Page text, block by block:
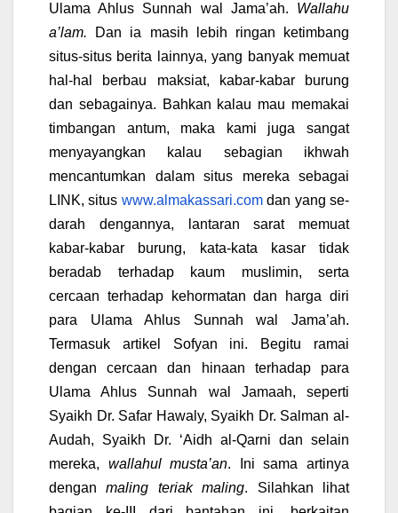
Ulama Ahlus Sunnah wal Jama’ah. Wallahu
a’lam. Dan ia masih lebih ringan ketimbang
situs-situs berita lainnya, yang banyak memuat
hal-hal berbau maksiat, kabar-kabar burung
dan sebagainya. Bahkan kalau mau memakai
timbangan antum, maka kami juga sangat
menyayangkan kalau sebagian ikhwah
mencantumkan dalam situs mereka sebagai
LINK, situs www.almakassari.comdan yang se-
darah dengannya, lantaran sarat memuat
kabar-kabar burung, kata-kata kasar tidak
beradab terhadap kaum muslimin, serta
cercaan terhadap kehormatan dan harga diri
para Ulama Ahlus Sunnah wal Jama’ah.
Termasuk artikel Sofyan ini. Begitu ramai
dengan cercaan dan hinaan terhadap para
Ulama Ahlus Sunnah wal Jamaah, seperti
Syaikh Dr. Safar Hawaly, Syaikh Dr. Salman al-
Audah, Syaikh Dr. ‘Aidh al-Qarni dan selain
mereka, wallahul musta’an. Ini sama artinya
denganmaling teriak maling. Silahkan lihat